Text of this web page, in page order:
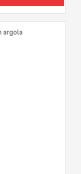
argola